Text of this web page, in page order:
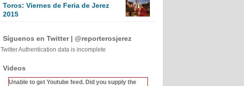
Toros: Viernes de Feria de Jerez
2015
Síguenos en Twitter | @reporterosjerez
Twitter Authentication data is incomplete
Videos
Unable to get Youtube feed. Did you supply the